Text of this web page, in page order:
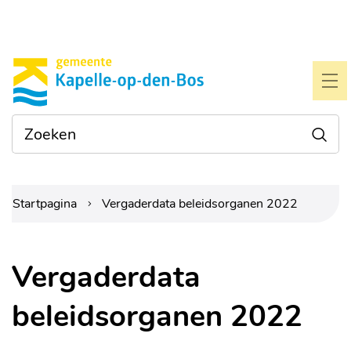
Gemeente
Kapelle-
op-
den-
Waarmee
kunnen
we je
Startpagina Vergaderdata beleidsorganen 2022
Vergaderdata
beleidsorganen 2022